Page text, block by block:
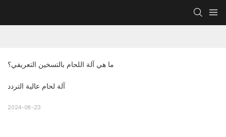
ما هي آلة اللحام بالتسخين التعريفي؟
آلة لحام عالية التردد
2024-08-23